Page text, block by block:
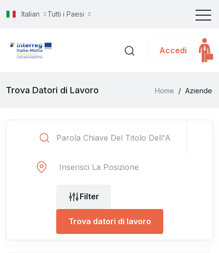
Italian Tutti i Paesi
Accedi
Trova Datori di Lavoro Home / Aziende
Filter
Trova datori di lavoro